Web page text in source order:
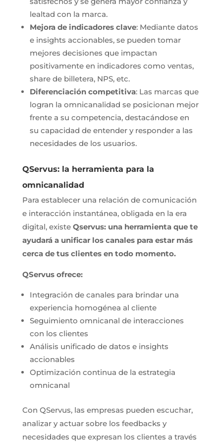
lealtad con la marca.
Mejora de indicadores clave: Mediante datos
e insights accionables, se pueden tomar
mejores decisiones que impactan
positivamente en indicadores como ventas,
share de billetera, NPS, etc.
Diferenciación competitiva: Las marcas que
logran la omnicanalidad se posicionan mejor
frente a su competencia, destacándose en
su capacidad de entender y responder a las
necesidades de los usuarios.
QServus: la herramienta para la
omnicanalidad
Para establecer una relación de comunicación
e interacción instantánea, obligada en la era
digital, existe Qservus: una herramienta que te
ayudará a unificar los canales para estar más
cerca de tus clientes en todo momento.
QServus ofrece:
Integración de canales para brindar una
experiencia homogénea al cliente
Seguimiento omnicanal de interacciones
con los clientes
Análisis unificado de datos e insights
accionables
Optimización continua de la estrategia
omnicanal
Con QServus, las empresas pueden escuchar,
analizar y actuar sobre los feedbacks y
necesidades que expresan los clientes a través